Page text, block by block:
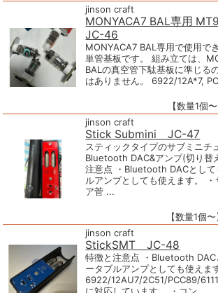
jinson craft
MONYACA7 BAL専用
JC-46
MONYACA7 BAL専用で使用で
単管基板です。 組み立ては、
BALの真空管下駄基板に準じる
はありません。 6922/12A*7,
【数量1個
jinson craft
Stick Submini JC-47
スティックタイプのサブミニ
Bluetooth DAC&アンプ(切り替
注意点 ・Bluetooth DACとして
ルアンプとしても使えます。 ・
ア菅 ...
【数量1個
jinson craft
StickSMT JC-48
特徴と注意点 ・Bluetooth DAC
ータブルアンプとしても使えま
6922/12AU7/2C51/PCC89/